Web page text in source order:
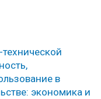
в
экономика и